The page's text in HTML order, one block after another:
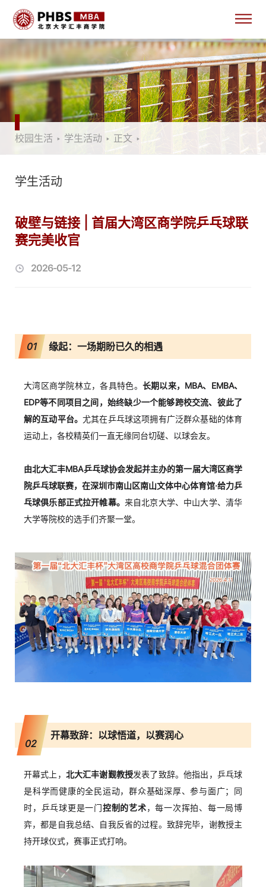
校园生活 ‣ 学生活动 ‣ 正文 ‣
学生活动
破壁与链接 | 首届大湾区商学院乒乓球联
赛完美收官
2026-05-12
01 缘起：一场期盼已久的相遇
大湾区商学院林立，各具特色。 长期以来，MBA、EMBA、
EDP等不同项目之间，始终缺少一个能够跨校交流、彼此了
解的互动平台。尤其在乒乓球这项拥有广泛群众基础的体育
运动上，各校精英们一直无缘同台切磋、以球会友。
由北大汇丰MBA乒乓球协会发起并主办的第一届大湾区商学
院乒乓球联赛，在深圳市南山区南山文体中心体育馆·给力乒
乓球俱乐部正式拉开帷幕。 来自北京大学、中山大学、清华
大学等院校的选手们齐聚一堂。
02
开幕致辞：以球悟道，以赛润心
开幕式上， 北大汇丰谢觐教授发表了致辞。他指出，乒乓球
是科学而健康的全民运动，群众基础深厚、参与面广；同
时，乒乓球更是一门控制的艺术，每一次挥拍、每一局博
弈，都是自我总结、自我反省的过程。致辞完毕，谢教授主
持开球仪式，赛事正式打响。